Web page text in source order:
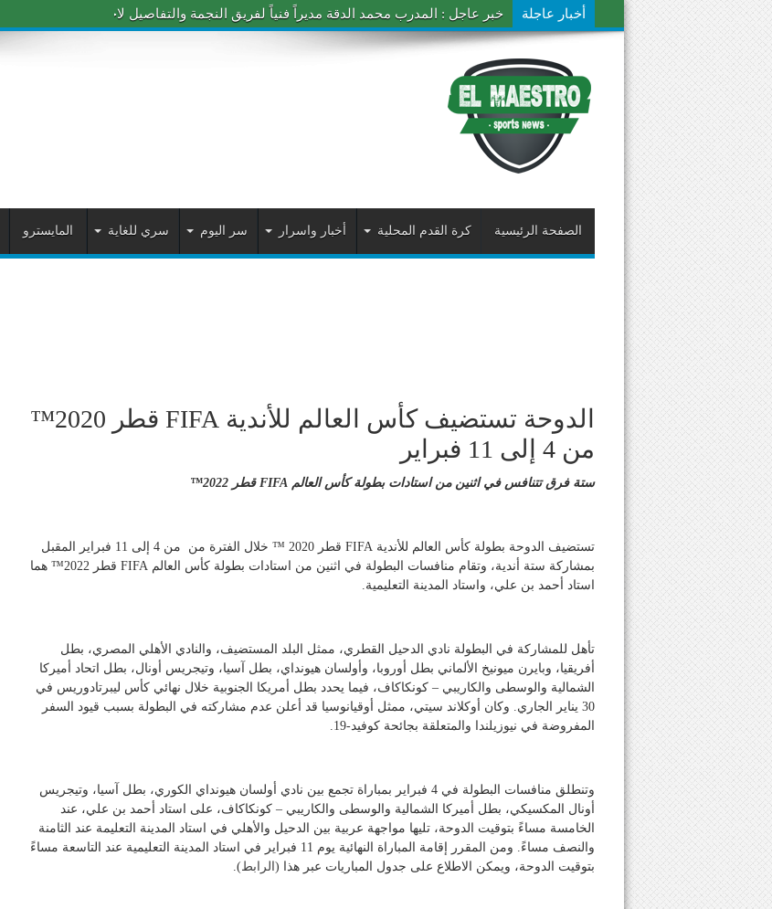
أخبار عاجلة خبر عاجل : المدرب محمد الدقة مديراً فنياً لفريق النجمة والتفاصيل لاحقاً
الصفحة الرئيسية كرة القدم المحلية أخبار واسرار سر اليوم سري للغاية المايسترو
الدوحة تستضيف كأس العالم للأندية FIFA قطر 2020™
من 4 إلى 11 فبراير
ستة فرق تتنافس في اثنين من استادات بطولة كأس العالمFIFA قطر 2022™
تستضيف الدوحة بطولة كأس العالم للأندية FIFA قطر 2020 ™ خلال الفترة من من 4 إلى 11 فبراير المقبل
بمشاركة ستة أندية، وتقام منافسات البطولة في اثنين من استادات بطولة كأس العالم FIFA قطر 2022™ هما
استاد أحمد بن علي، واستاد المدينة التعليمية.
تأهل للمشاركة في البطولة نادي الدحيل القطري، ممثل البلد المستضيف، والنادي الأهلي المصري، بطل
أفريقيا، وبايرن ميونيخ الألماني بطل أوروبا، وأولسان هيونداي، بطل آسيا، وتيجريس أونال، بطل اتحاد أميركا
الشمالية والوسطى والكاريبي – كونكاكاف، فيما يحدد بطل أمريكا الجنوبية خلال نهائي كأس ليبرتادوريس في
30 يناير الجاري. وكان أوكلاند سيتي، ممثل أوقيانوسيا قد أعلن عدم مشاركته في البطولة بسبب قيود السفر
المفروضة في نيوزيلندا والمتعلقة بجائحة كوفيد-19.
وتنطلق منافسات البطولة في 4 فبراير بمباراة تجمع بين نادي أولسان هيونداي الكوري، بطل آسيا، وتيجريس
أونال المكسيكي، بطل أميركا الشمالية والوسطى والكاريبي – كونكاكاف، على استاد أحمد بن علي، عند
الخامسة مساءً بتوقيت الدوحة، تليها مواجهة عربية بين الدحيل والأهلي في استاد المدينة التعليمة عند الثامنة
والنصف مساءً. ومن المقرر إقامة المباراة النهائية يوم 11 فبراير في استاد المدينة التعليمية عند التاسعة مساءً
بتوقيت الدوحة، ويمكن الاطلاع على جدول المباريات عبر هذا ( الرابط).